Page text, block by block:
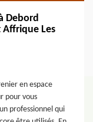
Debord
Les
en espace
pour vous
professionnel qui